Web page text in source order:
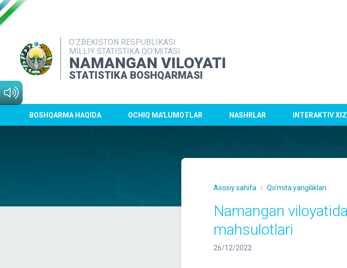
O‘ZBEKISTON RESPUBLIKASI
MILLIY STATISTIKA QO‘MITASI
NAMANGAN VILOYATI
STATISTIKA BOSHQARMASI
BOSHQARMA HAQIDA OCHIQ MA'LUMOTLAR NASHRLAR INTERAKTIV
Asosiy sahifa Qo'mita yangiliklari
Namangan
mahsulotlari
26/12/2022